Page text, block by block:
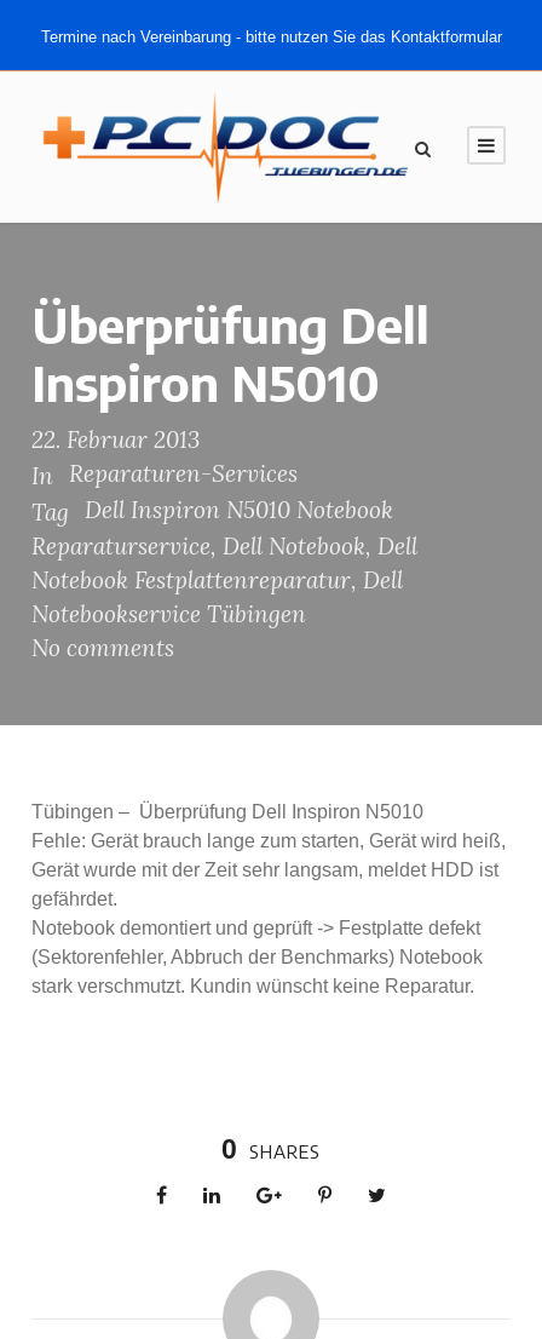
Termine nach Vereinbarung - bitte nutzen Sie das Kontaktformular
Überprüfung Dell
Inspiron N5010
22. Februar 2013
In
Reparaturen-Services
Tag
Dell Inspiron N5010 Notebook
Reparaturservice, Dell Notebook, Dell
Notebook Festplattenreparatur, Dell
Notebookservice Tübingen
No comments
Tübingen – Überprüfung Dell Inspiron N5010
Fehle: Gerät brauch lange zum starten, Gerät wird heiß,
Gerät wurde mit der Zeit sehr langsam, meldet HDD ist
gefährdet.
Notebook demontiert und geprüft -> Festplatte defekt
(Sektorenfehler, Abbruch der Benchmarks) Notebook
stark verschmutzt. Kundin wünscht keine Reparatur.
0 SHARES